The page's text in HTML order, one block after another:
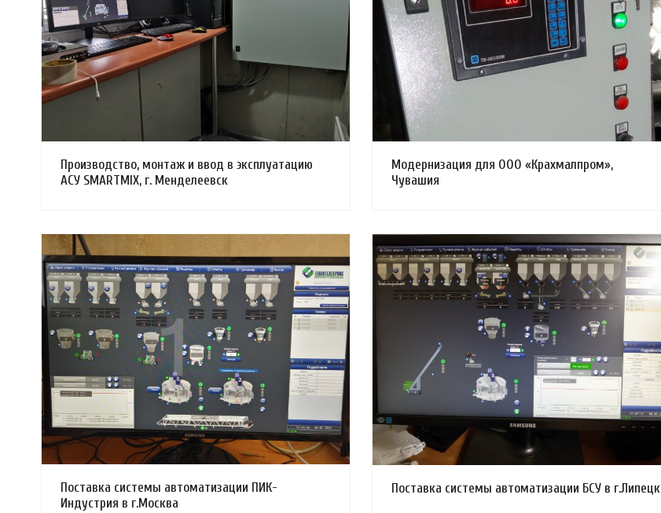
Смотреть проект
Производство, монтаж и ввод в эксплуатацию
АСУ SMARTMIX, г. Менделеевск
Смотреть проект
Модернизация для ООО «Крахмалпром»,
Чувашия
Смотреть проект
Поставка системы автоматизации ПИК-
Индустрия в г.Москва
Смотреть проект
Поставка системы автоматизации БСУ в г.Липецк